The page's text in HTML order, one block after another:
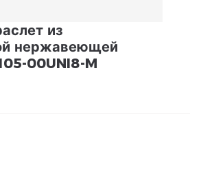
из
нержавеющей
00UNI8-M